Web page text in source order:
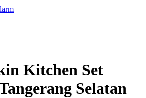
Kitchen Set
Selatan